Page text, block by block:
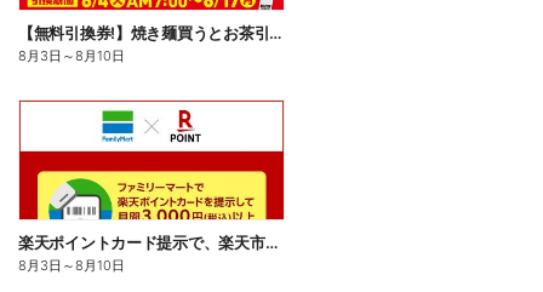
【無料引換券!】焼き麺買うとお茶引換券貰える!
8月3日 ～8月10日
楽天ポイントカード提示で、楽天市場でのお買い物がおトクに!
8月3日 ～8月10日